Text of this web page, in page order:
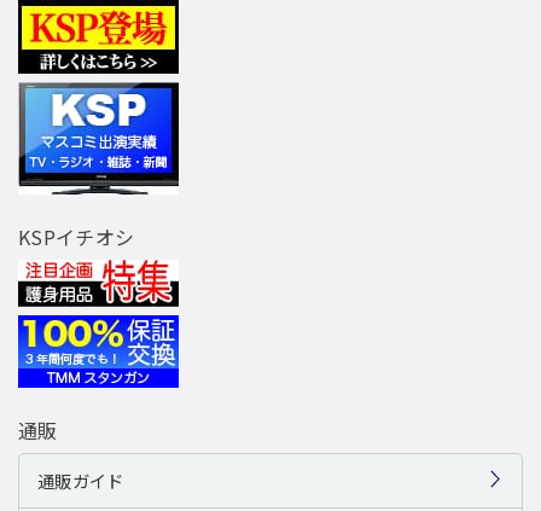
KSPイチオシ
通販
通販ガイド